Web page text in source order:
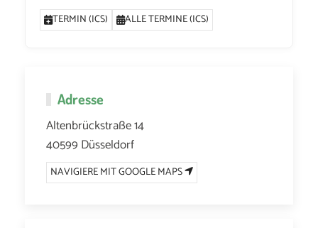
TERMIN (ICS) ALLE TERMINE (ICS)
Adresse
Altenbrückstraße 14
40599 Düsseldorf
NAVIGIERE MIT GOOGLE MAPS